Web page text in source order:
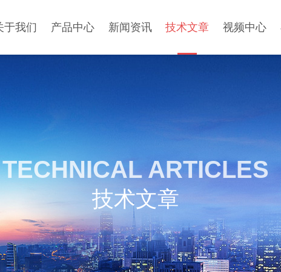
于我们 产品中心 新闻资讯 技术文章 视频中心
TECHNICAL ARTICLES
技术文章